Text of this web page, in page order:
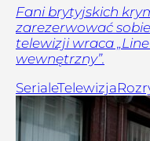
Fani brytyjskich
zarezerwować
telewizji wraca
wewnętrzny”.
SerialeTelewizja